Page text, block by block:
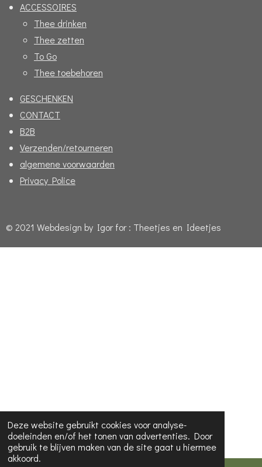
Deze website gebruikt cookies voor analyse-
doeleinden en/of het tonen van advertenties. Door
gebruik te blijven maken van de site gaat u hiermee
akkoord.
ACCESSOIRES
Thee drinken
Thee zetten
To Go
Thee toebehoren
GESCHENKEN
CONTACT
B2B
Verzenden/retourneren
algemene voorwaarden
Privacy Police
© 2021 Webdesign by Igor for : Theetjes en Ideetjes